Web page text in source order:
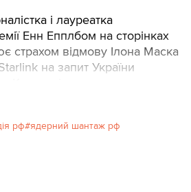
і лауреатка
Енн Епплбом на сторінках
страхом відмову Ілона Маска
на запит України
ЧФ РФ у вересні 2022-го.
уряди, які, налякані
рф ядерний шантаж рф